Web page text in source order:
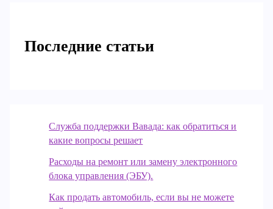
Последние статьи
Служба поддержки Вавада: как обратиться и
какие вопросы решает
Расходы на ремонт или замену электронного
блока управления (ЭБУ).
Как продать автомобиль, если вы не можете